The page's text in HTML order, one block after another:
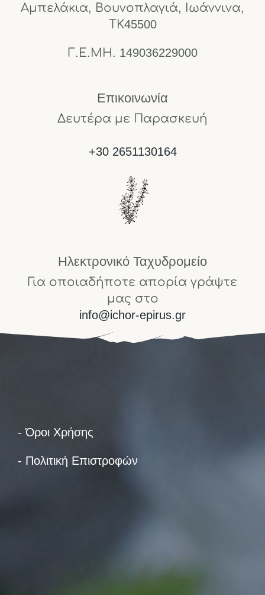
Αμπελάκια, Βουνοπλαγιά, Ιωάννινα,
ΤΚ45500
Γ.Ε.ΜΗ. 149036229000
Επικοινωνία
Δευτέρα με Παρασκευή
+30 2651130164
Ηλεκτρονικό Ταχυδρομείο
Για οποιαδήποτε απορία γράψτε
μας στο
info@ichor-epirus.gr
- Όροι Χρήσης
- Πολιτική Επιστροφών